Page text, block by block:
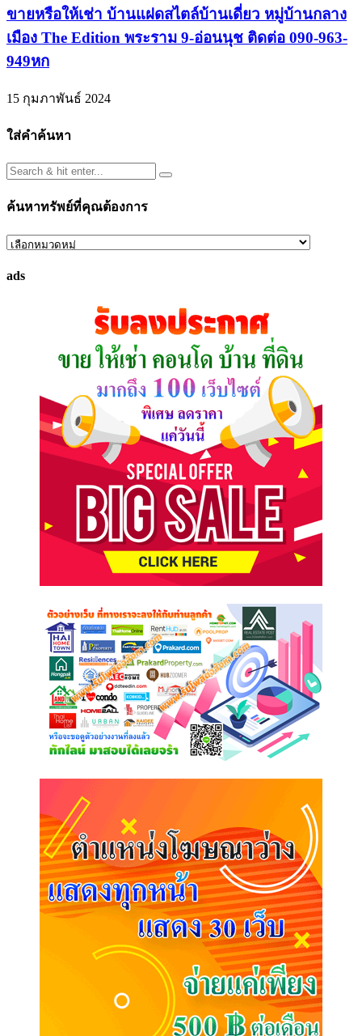
ขายหรือให้เช่า บ้านแฝดสไตล์บ้านเดี่ยว หมู่บ้านกลาง
เมือง The Edition พระราม 9-อ่อนนุช ติดต่อ 090-963-
949หก
15 กุมภาพันธ์ 2024
ใส่คำค้นหา
ค้นหาทรัพย์ที่คุณต้องการ
ค้นหา
ที่
ads